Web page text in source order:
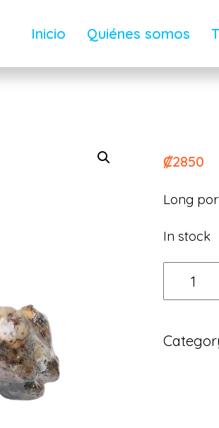
Inicio Quiénes somos
₡2850
Long
In stock